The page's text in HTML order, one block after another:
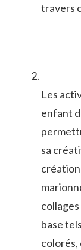
⁤travers‍
Les
enfant
sa
base
colorés,